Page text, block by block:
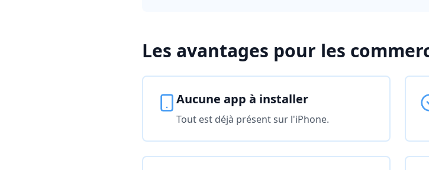
Les avantages pour les
Aucune app à installer
Tout est déjà présent sur l'iPhone.